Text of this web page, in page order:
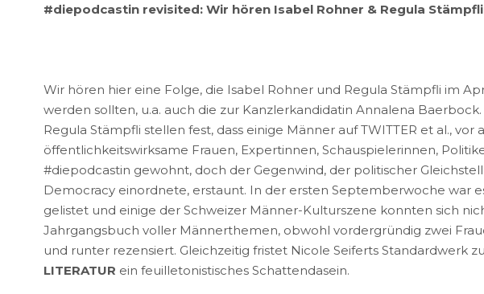
#diepodcastin revisited: Wir hören Isabel Rohner & Regula Stämpfli
Wir hören hier eine Folge, die Isabel Rohner und Regula Stämpfli im
werden sollten, u.a. auch die zur Kanzlerkandidatin Annalena
Regula Stämpfli stellen fest, dass einige Männer auf TWITTER et al.,
öffentlichkeitswirksame Frauen, Expertinnen, Schauspielerinnen,
#diepodcastin gewohnt, doch der Gegenwind, der politischer
Democracy einordnete, erstaunt. In der ersten Septemberwoche war
gelistet und einige der Schweizer Männer-Kulturszene konnten sich
Jahrgangsbuch voller Männerthemen, obwohl vordergründig zwei
und runter rezensiert. Gleichzeitig fristet Nicole Seiferts Standardwerk
LITERATUR ein feuilletonistisches Schattendasein.